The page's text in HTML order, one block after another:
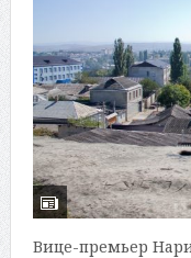
Вице-премьер